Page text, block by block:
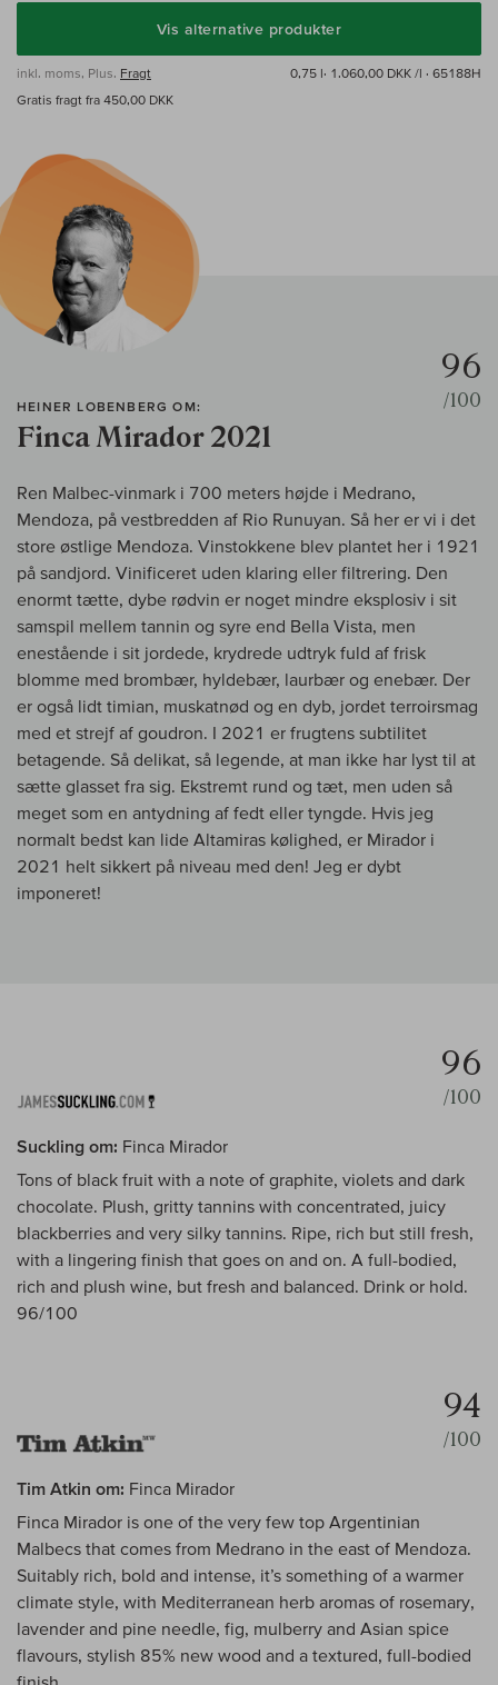
Vis alternative produkter
inkl. moms, Plus. Fragt 0,75 l· 1.060,00 DKK /l · 65188H
Gratis fragt fra 450,00 DKK
HEINER LOBENBERG OM:
Finca Mirador 2021
96
/100
Ren Malbec-vinmark i 700 meters højde i Medrano,
Mendoza, på vestbredden af Rio Runuyan. Så her er vi i det
store østlige Mendoza. Vinstokkene blev plantet her i 1921
på sandjord. Vinificeret uden klaring eller filtrering. Den
enormt tætte, dybe rødvin er noget mindre eksplosiv i sit
samspil mellem tannin og syre end Bella Vista, men
enestående i sit jordede, krydrede udtryk fuld af frisk
blomme med brombær, hyldebær, laurbær og enebær. Der
er også lidt timian, muskatnød og en dyb, jordet terroirsmag
med et strejf af goudron. I 2021 er frugtens subtilitet
betagende. Så delikat, så legende, at man ikke har lyst til at
sætte glasset fra sig. Ekstremt rund og tæt, men uden så
meget som en antydning af fedt eller tyngde. Hvis jeg
normalt bedst kan lide Altamiras kølighed, er Mirador i
2021 helt sikkert på niveau med den! Jeg er dybt
imponeret!
96
/100
Suckling om: Finca Mirador
Tons of black fruit with a note of graphite, violets and dark
chocolate. Plush, gritty tannins with concentrated, juicy
blackberries and very silky tannins. Ripe, rich but still fresh,
with a lingering finish that goes on and on. A full-bodied,
rich and plush wine, but fresh and balanced. Drink or hold.
96/100
94
/100
Tim Atkin om: Finca Mirador
Finca Mirador is one of the very few top Argentinian
Malbecs that comes from Medrano in the east of Mendoza.
Suitably rich, bold and intense, it’s something of a warmer
climate style, with Mediterranean herb aromas of rosemary,
lavender and pine needle, fig, mulberry and Asian spice
flavours, stylish 85% new wood and a textured, full-bodied